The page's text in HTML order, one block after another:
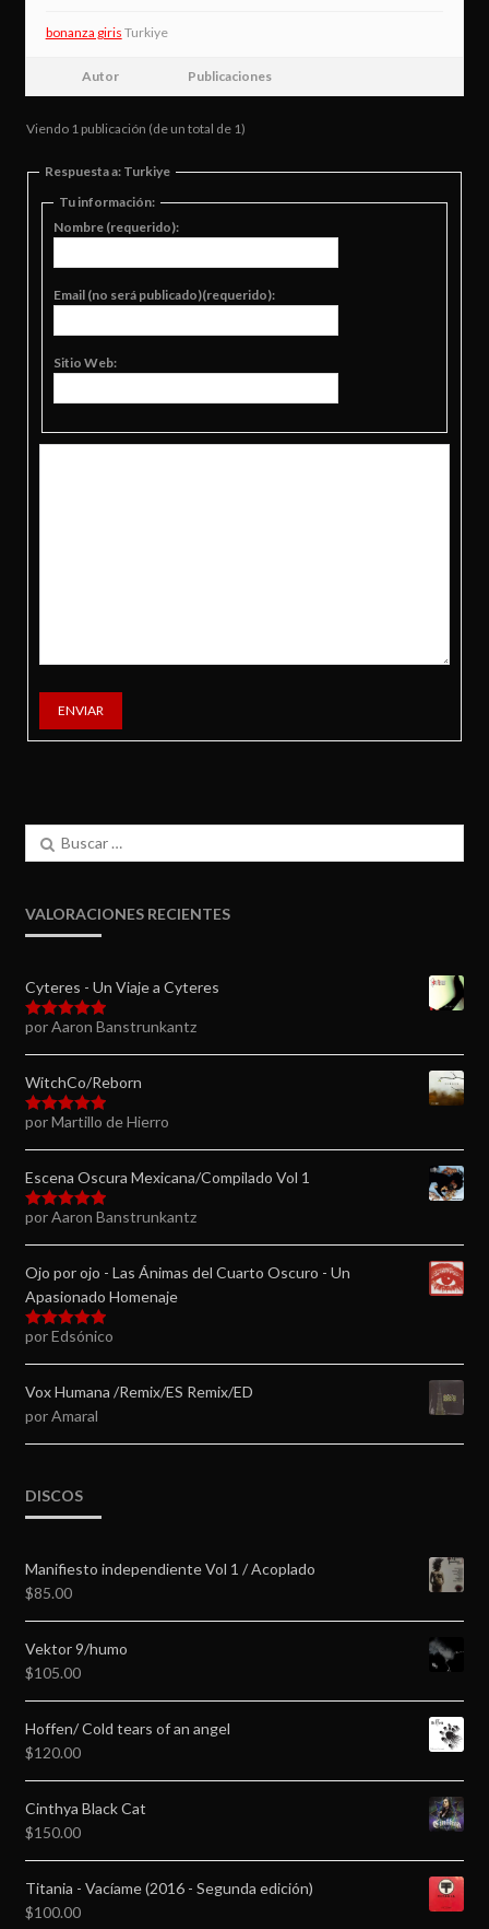
bonanza giris Turkiye
Autor Publicaciones
Viendo 1 publicación (de un total de 1)
Respuesta a: Turkiye
Tu información:
Nombre (requerido):
Email (no será publicado)(requerido):
Sitio Web:
ENVIAR
Buscar:
VALORACIONES RECIENTES
Cyteres - Un Viaje a Cyteres
Valorado en
por Aaron Banstrunkantz
WitchCo/Reborn
Valorado en
por Martillo de Hierro
Escena Oscura Mexicana/Compilado Vol 1
Valorado en
por Aaron Banstrunkantz
Ojo por ojo - Las Ánimas del Cuarto Oscuro - Un
Apasionado Homenaje
Valorado en
por Edsónico
Vox Humana /Remix/ES Remix/ED
por Amaral
DISCOS
Manifiesto independiente Vol 1 / Acoplado
$85.00
Vektor 9/humo
$105.00
Hoffen/ Cold tears of an angel
$120.00
Cinthya Black Cat
$150.00
Titania - Vacíame (2016 - Segunda edición)
$100.00